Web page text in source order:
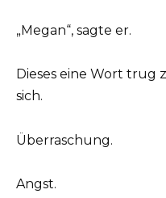
„Megan“, sagte er.
Dieses eine Wort trug
sich.
Überraschung.
Angst.